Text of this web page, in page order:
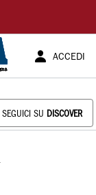
ACCEDI
SEGUICI SU DISCOVER